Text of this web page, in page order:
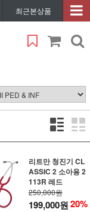
최근본상품
리트만 청진기 CL
ASSIC 2 소아용 2
113R 레드
250,000원
199,000원20%